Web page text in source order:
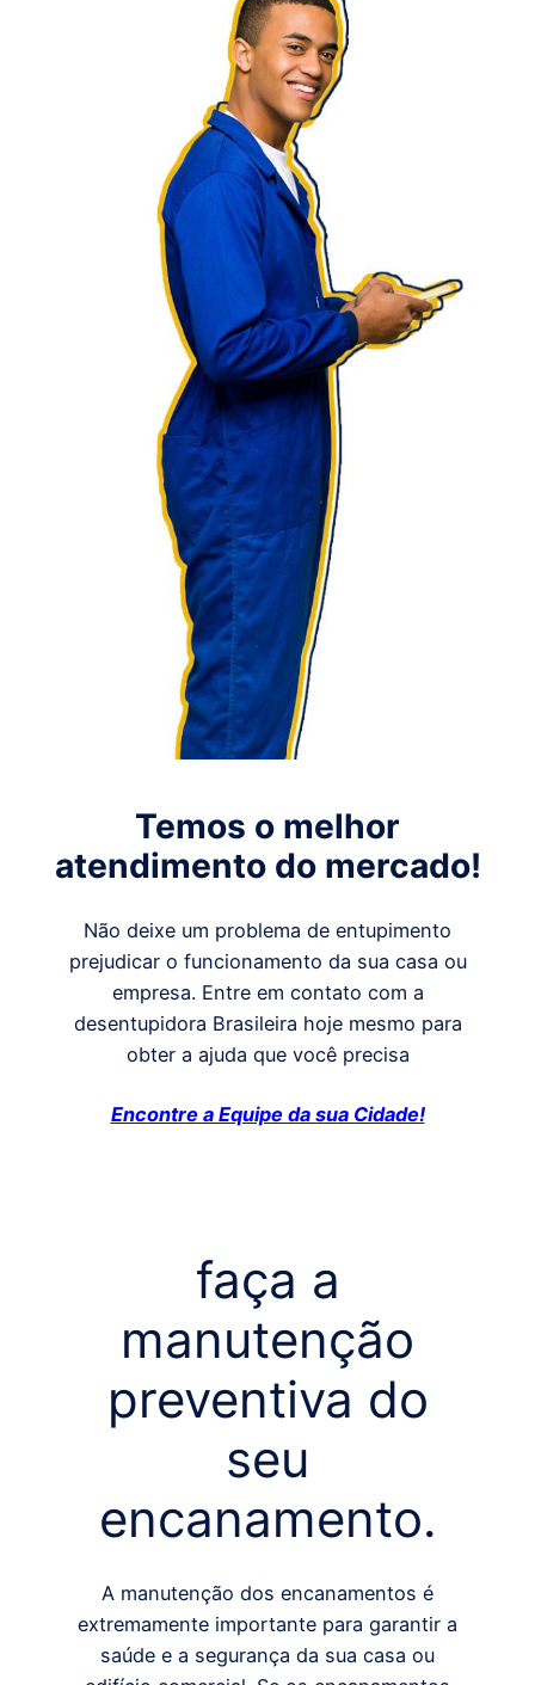
Temos o melhor
atendimento do mercado!
Não deixe um problema de entupimento
prejudicar o funcionamento da sua casa ou
empresa. Entre em contato com a
desentupidora Brasileira hoje mesmo para
obter a ajuda que você precisa
Encontre a Equipe da sua Cidade!
faça a
manutenção
preventiva do
seu
encanamento.
A manutenção dos encanamentos é
extremamente importante para garantir a
saúde e a segurança da sua casa ou